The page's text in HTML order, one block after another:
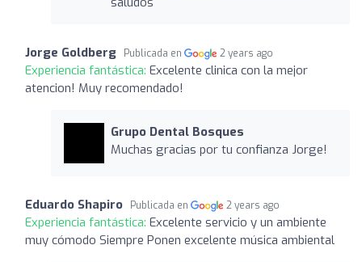
Jorge Goldberg Publicada en 2 years ago
Experiencia fantástica: Excelente clinica con la mejor
atencion! Muy recomendado!
Grupo Dental Bosques
Muchas gracias por tu confianza Jorge!
Eduardo Shapiro Publicada en 2 years ago
Experiencia fantástica: Excelente servicio y un ambiente
muy cómodo Siempre Ponen excelente música ambiental